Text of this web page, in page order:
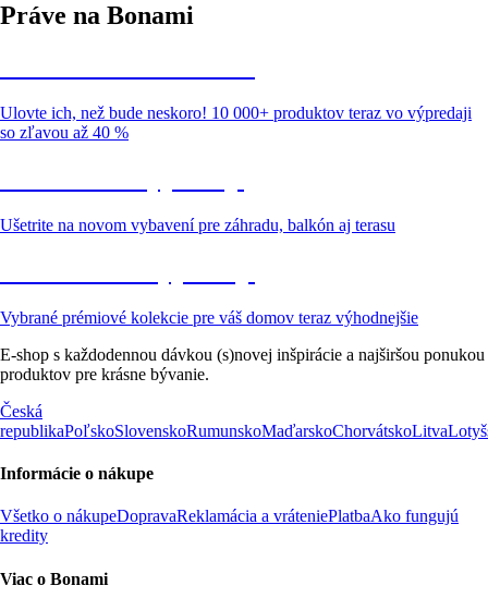
Práve na Bonami
Ulovte ich, než bude neskoro! 10 000+ produktov teraz vo výpredaji
so zľavou až 40 %
Ušetrite na novom vybavení pre záhradu, balkón aj terasu
Vybrané prémiové kolekcie pre váš domov teraz výhodnejšie
E-shop s každodennou dávkou (s)novej inšpirácie a najširšou ponukou
produktov pre krásne bývanie.
Česká
republikaPoľskoSlovenskoRumunskoMaďarskoChorvátskoLitva
Informácie o nákupe
Všetko o nákupeDopravaReklamácia a vráteniePlatbaAko fungujú
kredity
Viac o Bonami